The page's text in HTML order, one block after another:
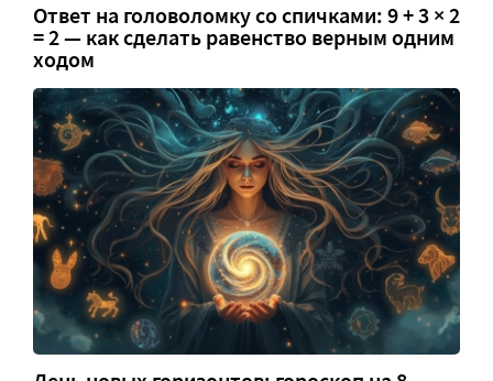
Ответ на головоломку со спичками: 9 + 3 × 2
= 2 — как сделать равенство верным одним
ходом